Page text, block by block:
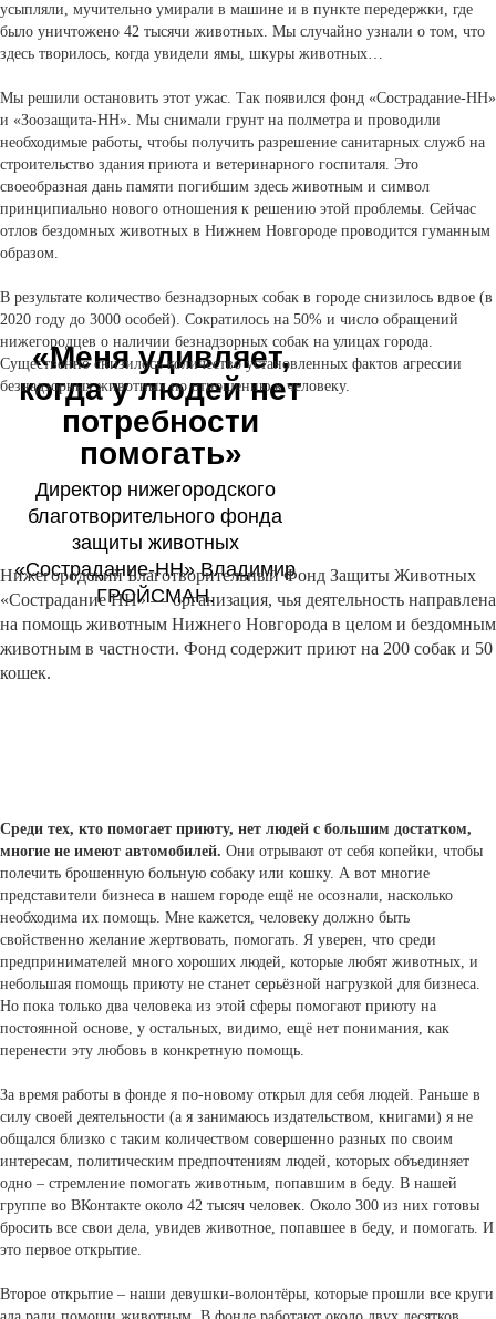
«Меня удивляет,
когда у людей нет
потребности
помогать»
Директор нижегородского
благотворительного фонда
защиты животных
«Сострадание-НН» Владимир
ГРОЙСМАН.
усыпляли, мучительно умирали в машине и в пункте передержки, где
было уничтожено 42 тысячи животных. Мы случайно узнали о том, что
здесь творилось, когда увидели ямы, шкуры животных…
Мы решили остановить этот ужас. Так появился фонд «Сострадание-НН»
и «Зоозащита-НН». Мы снимали грунт на полметра и проводили
необходимые работы, чтобы получить разрешение санитарных служб на
строительство здания приюта и ветеринарного госпиталя. Это
своеобразная дань памяти погибшим здесь животным и символ
принципиально нового отношения к решению этой проблемы. Сейчас
отлов бездомных животных в Нижнем Новгороде проводится гуманным
образом.
В результате количество безнадзорных собак в городе снизилось вдвое (в
2020 году до 3000 особей). Сократилось на 50% и число обращений
нижегородцев о наличии безнадзорных собак на улицах города.
Существенно снизилось количество установленных фактов агрессии
безнадзорных животных по отношению к человеку.
Нижегородский Благотворительный Фонд Защиты Животных
«Сострадание НН» — организация, чья деятельность направлена
на помощь животным Нижнего Новгорода в целом и бездомным
животным в частности. Фонд содержит приют на 200 собак и 50
кошек.
Среди тех, кто помогает приюту, нет людей с большим достатком,
многие не имеют автомобилей. Они отрывают от себя копейки, чтобы
полечить брошенную больную собаку или кошку. А вот многие
представители бизнеса в нашем городе ещё не осознали, насколько
необходима их помощь. Мне кажется, человеку должно быть
свойственно желание жертвовать, помогать. Я уверен, что среди
предпринимателей много хороших людей, которые любят животных, и
небольшая помощь приюту не станет серьёзной нагрузкой для бизнеса.
Но пока только два человека из этой сферы помогают приюту на
постоянной основе, у остальных, видимо, ещё нет понимания, как
перенести эту любовь в конкретную помощь.
За время работы в фонде я по-новому открыл для себя людей. Раньше в
силу своей деятельности (а я занимаюсь издательством, книгами) я не
общался близко с таким количеством совершенно разных по своим
интересам, политическим предпочтениям людей, которых объединяет
одно – стремление помогать животным, попавшим в беду. В нашей
группе во ВКонтакте около 42 тысяч человек. Около 300 из них готовы
бросить все свои дела, увидев животное, попавшее в беду, и помогать. И
это первое открытие.
Второе открытие – наши девушки-волонтёры, которые прошли все круги